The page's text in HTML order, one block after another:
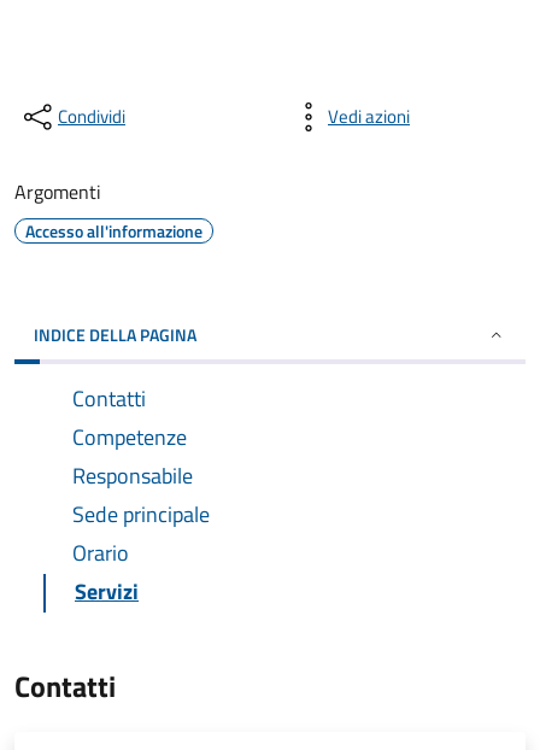
Condividi Vedi azioni
Argomenti
Accesso all'informazione
INDICE DELLA PAGINA
Contatti
Competenze
Responsabile
Sede principale
Orario
Servizi
Contatti